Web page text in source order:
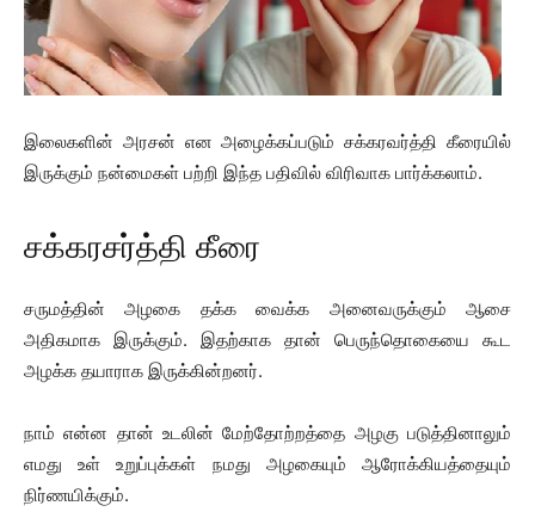
இலைகளின் அரசன் என அழைக்கப்படும் சக்கரவர்த்தி கீரையில்
இருக்கும் நன்மைகள் பற்றி இந்த பதிவில் விரிவாக பார்க்கலாம்.
சக்கரசர்த்தி கீரை
சருமத்தின் அழகை தக்க வைக்க அனைவருக்கும் ஆசை
அதிகமாக இருக்கும். இதற்காக தான் பெருந்தொகையை கூட
அழக்க தயாராக இருக்கின்றனர்.
நாம் என்ன தான் உடலின் மேற்தோற்றத்தை அழகு படுத்தினாலும்
எமது உள் உறுப்புக்கள் நமது அழகையும் ஆரோக்கியத்தையும்
நிர்ணயிக்கும்.